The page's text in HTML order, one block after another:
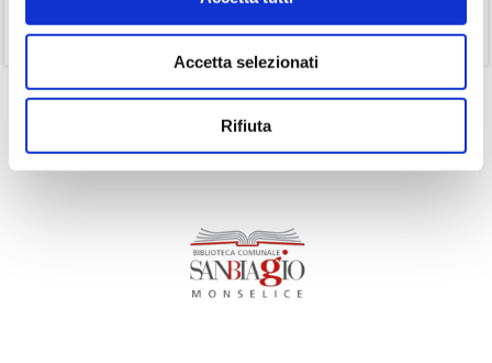
Accetta selezionati
Rifiuta
Volumi(11)